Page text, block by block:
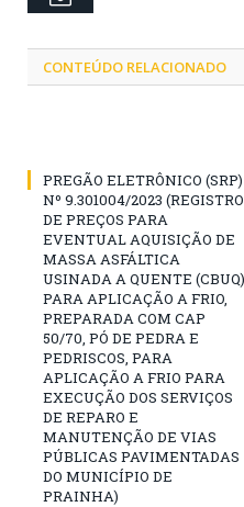
CONTEÚDO RELACIONADO
PREGÃO ELETRÔNICO (SRP)
Nº 9.301004/2023 (REGISTRO
DE PREÇOS PARA
EVENTUAL AQUISIÇÃO DE
MASSA ASFÁLTICA
USINADA A QUENTE (CBUQ)
PARA APLICAÇÃO A FRIO,
PREPARADA COM CAP
50/70, PÓ DE PEDRA E
PEDRISCOS, PARA
APLICAÇÃO A FRIO PARA
EXECUÇÃO DOS SERVIÇOS
DE REPARO E
MANUTENÇÃO DE VIAS
PÚBLICAS PAVIMENTADAS
DO MUNICÍPIO DE
PRAINHA)